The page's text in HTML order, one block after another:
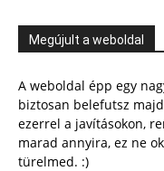
Megújult a weboldal
A weboldal épp egy
biztosan belefutsz
ezerrel a javításokon,
marad annyira, ez ne
türelmed. :)